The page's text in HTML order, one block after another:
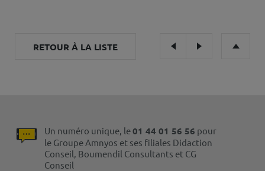
RETOUR À LA LISTE
Un numéro unique, le01 44 01 56 56 pour
le Groupe Amnyos et ses filiales Didaction
Conseil, Boumendil Consultants et CG
Conseil